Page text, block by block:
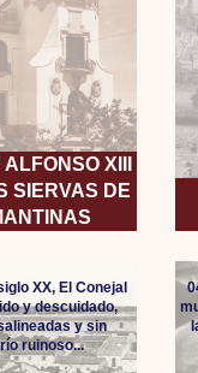
XIII
SIERVAS DE
XX, El Conejal
y descuidado,
y sin
ruinoso...